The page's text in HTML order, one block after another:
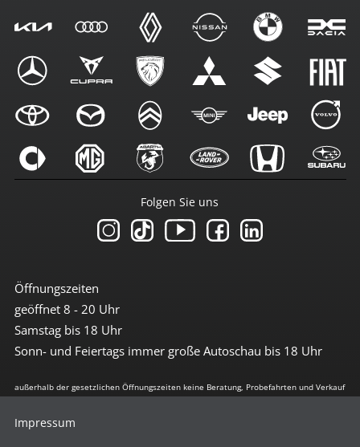
Öffnungszeiten
geöffnet 8 - 20 Uhr
Samstag bis 18 Uhr
Sonn- und Feiertags immer große Autoschau bis 18 Uhr
Folgen Sie uns
außerhalb der gesetzlichen Öffnungszeiten keine Beratung, Probefahrten und Verkauf
Impressum